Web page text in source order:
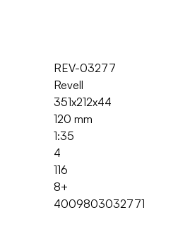
REV-03277
Revell
351x212x44
120 mm
1:35
4
116
8+
4009803032771